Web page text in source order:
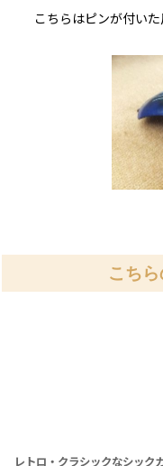
こちらはピンが付いた
こち
レトロ・クラシックなシック